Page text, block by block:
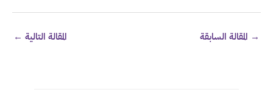
→ المقالة السابقة المقالة التالية ←